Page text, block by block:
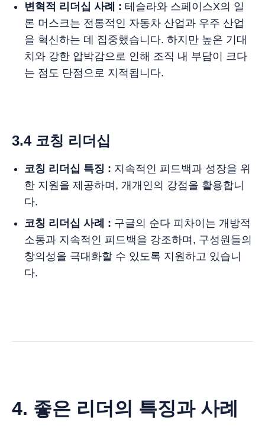
변혁적 리더십 사례 : 테슬라와 스페이스X의 일
론 머스크는 전통적인 자동차 산업과 우주 산업
을 혁신하는 데 집중했습니다. 하지만 높은 기대
치와 강한 압박감으로 인해 조직 내 부담이 크다
는 점도 단점으로 지적됩니다.
3.4 코칭 리더십
코칭 리더십 특징 : 지속적인 피드백과 성장을 위
한 지원을 제공하며, 개개인의 강점을 활용합니
다.
코칭 리더십 사례 : 구글의 순다 피차이는 개방적
소통과 지속적인 피드백을 강조하며, 구성원들의
창의성을 극대화할 수 있도록 지원하고 있습니
다.
4. 좋은 리더의 특징과 사례